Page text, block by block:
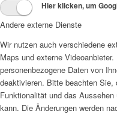
Hier klicken, um
Andere externe Dienste
Wir nutzen auch verschiedene
Maps und externe
personenbezogene Daten von
deaktivieren. Bitte beachten
Funktionalität und das
kann. Die Änderungen werden